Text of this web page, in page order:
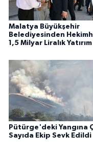
Malatya Büyükşehir
Belediyesinden
1,5 Milyar Liralık Yatırım
Pütürge'deki Yangına
Sayıda Ekip Sevk Edildi